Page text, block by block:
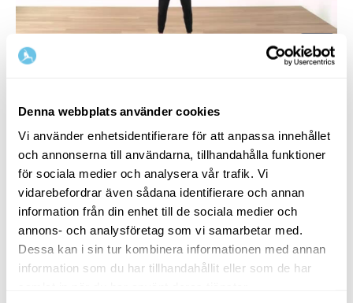
Denna webbplats använder cookies
Vi använder enhetsidentifierare för att anpassa innehållet
och annonserna till användarna, tillhandahålla funktioner
för sociala medier och analysera vår trafik. Vi
vidarebefordrar även sådana identifierare och annan
information från din enhet till de sociala medier och
annons- och analysföretag som vi samarbetar med.
Dessa kan i sin tur kombinera informationen med annan
information som du har tillhandahållit eller som de har
välbehövlig paus eller uppvärmning.
NYBÖRJARE